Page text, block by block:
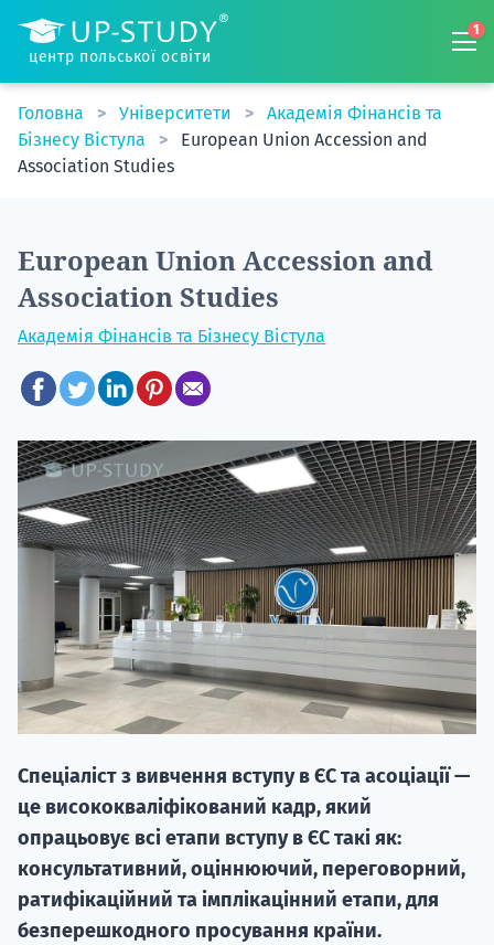
центр польської освіти
1
Головна Університети
Академія Фінансів та
Бізнесу Вістула
European Union Accession and
Association Studies
European Union Accession and
Association Studies
Академія Фінансів та Бізнесу Вістула
Спеціаліст з вивчення вступу в ЄС та асоціації —
це висококваліфікований кадр, який
опрацьовує всі етапи вступу в ЄС такі як:
консультативний, оціннюючий, переговорний,
ратифікаційний та імплікацінний етапи, для
безперешкодного просування країни.
НАБІР
вступ на